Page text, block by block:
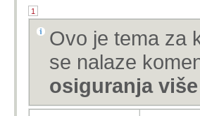
1
Ovo je tema za
se nalaze
osiguranja